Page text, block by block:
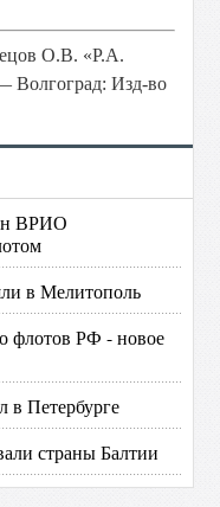
О.В. «Р.А.
Волгоград: Изд-во
ВРИО
в Мелитополь
флотов РФ - новое
Петербурге
страны Балтии